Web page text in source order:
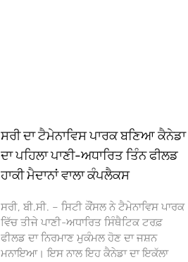
ਸਰੀ ਦਾ ਟੈਮੇਨਾਵਿਸ ਪਾਰਕ ਬਣਿਆ ਕੈਨੇਡਾ
ਦਾ ਪਹਿਲਾ ਪਾਣੀ-ਅਧਾਰਿਤ ਤਿੰਨ ਫੀਲਡ
ਹਾਕੀ ਮੈਦਾਨਾਂ ਵਾਲਾ ਕੰਪਲੈਕਸ
ਸਰੀ, ਬੀ.ਸੀ. – ਸਿਟੀ ਕੌਂਸਲ ਨੇ ਟੈਮੇਨਾਵਿਸ ਪਾਰਕ
ਵਿੱਚ ਤੀਜੇ ਪਾਣੀ-ਅਧਾਰਿਤ ਸਿੰਥੈਟਿਕ ਟਰਫ਼
ਫੀਲਡ ਦਾ ਨਿਰਮਾਣ ਮੁਕੰਮਲ ਹੋਣ ਦਾ ਜਸ਼ਨ
ਮਨਾਇਆ। ਇਸ ਨਾਲ ਇਹ ਕੈਨੇਡਾ ਦਾ ਇਕੱਲਾ